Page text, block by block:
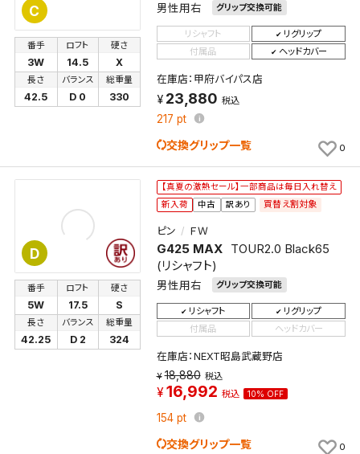
C 男性用右 グリップ交換可能
番手
3W
ロフト
14.5
硬さ
X
長さ
42.5
バランス
D 0
総重量
330
リシャフト
リグリップ
付属品
ヘッドカバー
在庫店：甲府バイパス店
23,880 税込
217 pt
交換グリップ一覧 0
D
【真夏の激熱セール】一部商品は毎日入れ替え
新入荷
中古 訳あり 買替え割対象
ピン ＦＷ
G425 MAX
TOUR2.0 Black65
(リシャフト)
男性用右 グリップ交換可能
番手
5W
ロフト
17.5
硬さ
S
長さ
42.25
バランス
D 2
総重量
324
リシャフト
リグリップ
付属品
ヘッドカバー
在庫店：NEXT昭島武蔵野店
18,880 税込
16,992 税込 10% OFF
154 pt
交換グリップ一覧 0
保存する
キャンセル